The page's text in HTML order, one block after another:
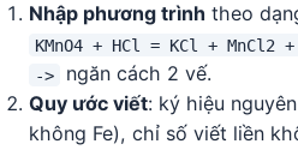
Nhập phương trình theo
KMnO4 + HCl = KCl + MnCl2
->
ngăn cách 2 vế.
Quy ước viết: ký hiệu
không Fe), chỉ số viết liền